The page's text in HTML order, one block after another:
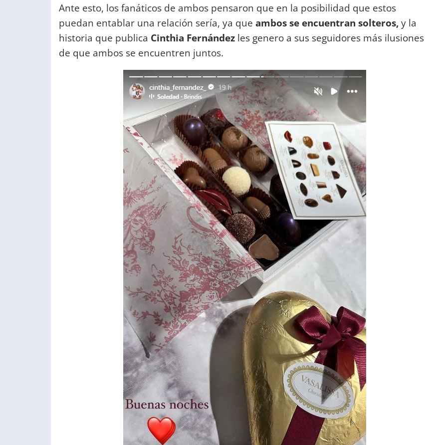
Ante esto, los fanáticos de ambos pensaron que en la posibilidad que estos
puedan entablar una relación sería, ya que ambos se encuentran solteros,y la
historia que publica Cinthia Fernández les genero a sus seguidores más ilusiones
de que ambos se encuentren juntos.